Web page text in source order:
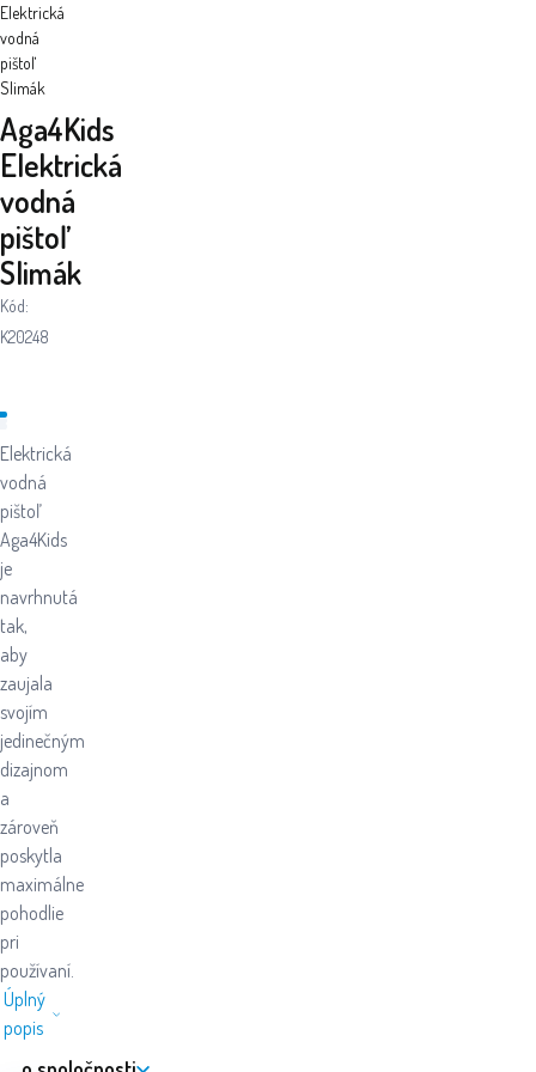
Elektrická
vodná
pištoľ
Slimák
Aga4Kids
Elektrická
vodná
pištoľ
Slimák
Kód:
K20248
Elektrická
vodná
pištoľ
Aga4Kids
je
navrhnutá
tak,
aby
zaujala
svojím
jedinečným
dizajnom
a
zároveň
poskytla
maximálne
pohodlie
pri
používaní.
Úplný
popis